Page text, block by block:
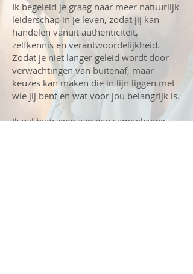
Ik begeleid je graag naar meer natuurlijk
leiderschap in je leven, zodat jij kan
handelen vanuit authenticiteit,
zelfkennis en verantwoordelijkheid.
Zodat je niet langer geleid wordt door
verwachtingen van buitenaf, maar
keuzes kan maken die in lijn liggen met
wie jij bent en wat voor jou belangrijk is.
Ik wil bijdragen aan een samenleving